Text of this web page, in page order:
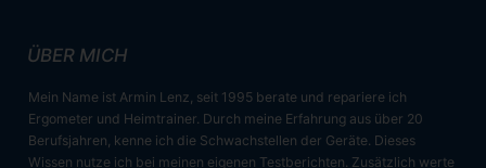
ÜBER MICH
Mein Name ist Armin Lenz, seit 1995 berate und repariere ich
Ergometer und Heimtrainer. Durch meine Erfahrung aus über 20
Berufsjahren, kenne ich die Schwachstellen der Geräte. Dieses
Wissen nutze ich bei meinen eigenen Testberichten. Zusätzlich werte